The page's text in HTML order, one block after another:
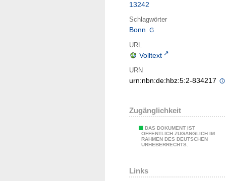
13242
Schlagwörter
Bonn
URL
Volltext
URN
urn:nbn:de:hbz:5:2-834217
Zugänglichkeit
DAS DOKUMENT IST
ÖFFENTLICH ZUGÄNGLICH IM
RAHMEN DES DEUTSCHEN
URHEBERRECHTS.
Links